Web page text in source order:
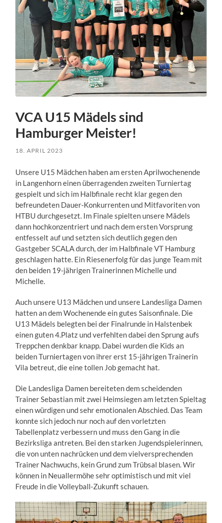
VCA U15 Mädels sind
Hamburger Meister!
18. APRIL 2023
Unsere U15 Mädchen haben am ersten Aprilwochenende
in Langenhorn einen überragenden zweiten Turniertag
gespielt und sich im Halbfinale recht klar gegen den
befreundeten Dauer-Konkurrenten und Mitfavoriten von
HTBU durchgesetzt. Im Finale spielten unsere Mädels
dann hochkonzentriert und nach dem ersten Vorsprung
entfesselt auf und setzten sich deutlich gegen den
Gastgeber SCALA durch, der im Halbfinale VT Hamburg
geschlagen hatte. Ein Riesenerfolg für das junge Team mit
den beiden 19-jährigen Trainerinnen Michelle und
Michelle.
Auch unsere U13 Mädchen und unsere Landesliga Damen
hatten an dem Wochenende ein gutes Saisonfinale. Die
U13 Mädels belegten bei der Finalrunde in Halstenbek
einen guten 4.Platz und verfehlten dabei den Sprung aufs
Treppchen denkbar knapp. Dabei wurden die Kids an
beiden Turniertagen von ihrer erst 15-jährigen Trainerin
Vila betreut, die eine tollen Job gemacht hat.
Die Landesliga Damen bereiteten dem scheidenden
Trainer Sebastian mit zwei Heimsiegen am letzten Spieltag
einen würdigen und sehr emotionalen Abschied. Das Team
konnte sich jedoch nur noch auf den vorletzten
Tabellenplatz verbessern und muss den Gang in die
Bezirksliga antreten. Bei den starken Jugendspielerinnen,
die von unten nachrücken und dem vielversprechenden
Trainer Nachwuchs, kein Grund zum Trübsal blasen. Wir
können in Neuallermöhe sehr optimistisch und mit viel
Freude in die Volleyball-Zukunft schauen.